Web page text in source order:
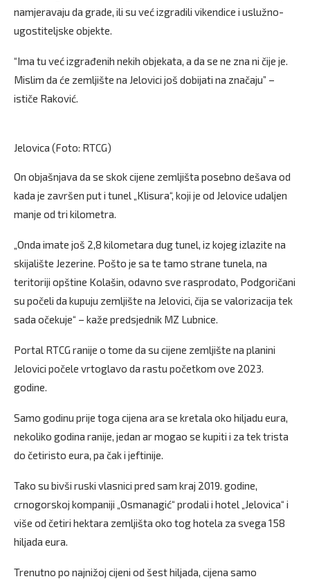
namjeravaju da grade, ili su već izgradili vikendice i uslužno-
ugostiteljske objekte.
“Ima tu već izgrađenih nekih objekata, a da se ne zna ni čije je.
Mislim da će zemljište na Jelovici još dobijati na značaju” –
ističe Raković.
Jelovica (Foto: RTCG)
On objašnjava da se skok cijene zemljišta posebno dešava od
kada je završen put i tunel „Klisura“, koji je od Jelovice udaljen
manje od tri kilometra.
„Onda imate još 2,8 kilometara dug tunel, iz kojeg izlazite na
skijalište Jezerine. Pošto je sa te tamo strane tunela, na
teritoriji opštine Kolašin, odavno sve rasprodato, Podgoričani
su počeli da kupuju zemljište na Jelovici, čija se valorizacija tek
sada očekuje“ – kaže predsjednik MZ Lubnice.
Portal RTCG ranije o tome da su cijene zemljište na planini
Jelovici počele vrtoglavo da rastu početkom ove 2023.
godine.
Samo godinu prije toga cijena ara se kretala oko hiljadu eura,
nekoliko godina ranije, jedan ar mogao se kupiti i za tek trista
do četiristo eura, pa čak i jeftinije.
Tako su bivši ruski vlasnici pred sam kraj 2019. godine,
crnogorskoj kompaniji „Osmanagić“ prodali i hotel „Jelovica“ i
više od četiri hektara zemljišta oko tog hotela za svega 158
hiljada eura.
Trenutno po najnižoj cijeni od šest hiljada, cijena samo